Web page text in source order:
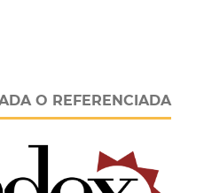
O REFERENCIADA